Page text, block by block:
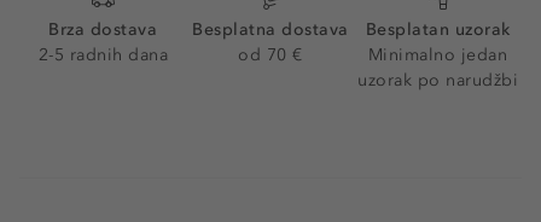
Brza dostava
2-5 radnih dana
Besplatna dostava
od 70 €
Besplatan uzorak
Minimalno jedan
uzorak po narudžbi